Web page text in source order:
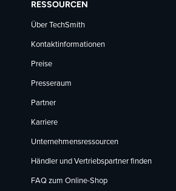
RESSOURCEN
Über TechSmith
Kontaktinformationen
Preise
Presseraum
Partner
Karriere
Unternehmensressourcen
Händler und Vertriebspartner finden
FAQ zum Online-Shop